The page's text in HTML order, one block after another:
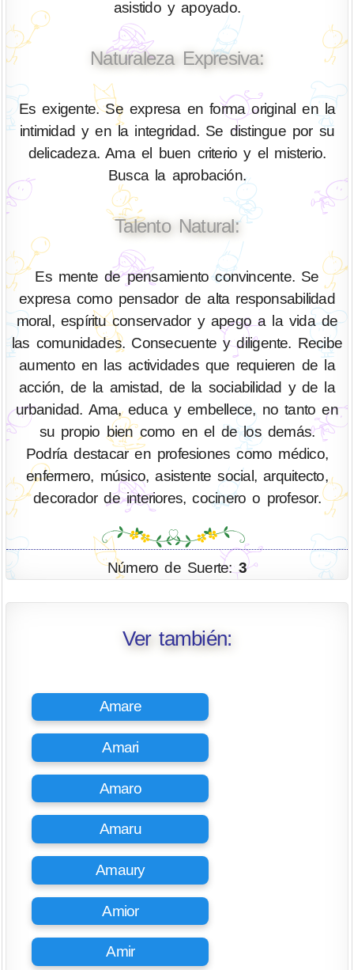
asistido y apoyado.
Naturaleza Expresiva:
Es exigente. Se expresa en forma original en la
intimidad y en la integridad. Se distingue por su
delicadeza. Ama el buen criterio y el misterio.
Busca la aprobación.
Talento Natural:
Es mente de pensamiento convincente. Se
expresa como pensador de alta responsabilidad
moral, espíritu conservador y apego a la vida de
las comunidades. Consecuente y diligente. Recibe
aumento en las actividades que requieren de la
acción, de la amistad, de la sociabilidad y de la
urbanidad. Ama, educa y embellece, no tanto en
su propio bien como en el de los demás.
Podría destacar en profesiones como médico,
enfermero, músico, asistente social, arquitecto,
decorador de interiores, cocinero o profesor.
Número de Suerte:3
Ver también:
Amare
Amari
Amaro
Amaru
Amaury
Amior
Amir